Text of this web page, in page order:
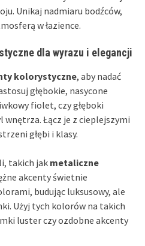
Unikaj nadmiaru bodźców,
w łazience.
dla wyrazu i elegancji
kolorystyczne, aby nadać
głębokie, nasycone
fiolet, czy głęboki
Łącz je z cieplejszymi
głębi i klasy.
takich jak metaliczne
akcenty świetnie
budując luksusowy, ale
Użyj tych kolorów na takich
luster czy ozdobne akcenty